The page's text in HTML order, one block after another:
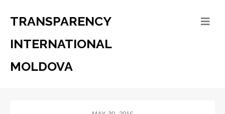
TRANSPARENCY
INTERNATIONAL
MOLDOVA